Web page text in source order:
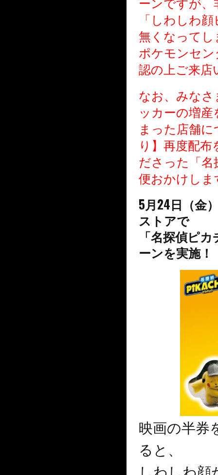
「しわしわ
無くなって
ポケモンセ
認の上ご来
なお、みな
ッカーの増
まった店舗
り】再度配
ださった「
便おかけし
5月24日（金
ストアで
「名探偵ピ
ーンを実施！
映画の半券
ると、
しわしわ